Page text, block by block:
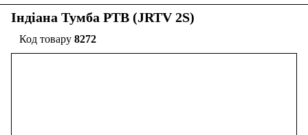
Індіана Тумба РТВ (JRTV 2S)
8272